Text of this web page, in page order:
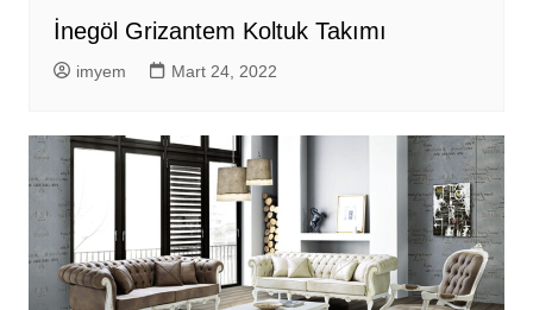
İnegöl Grizantem Koltuk Takımı
imyem Mart 24, 2022